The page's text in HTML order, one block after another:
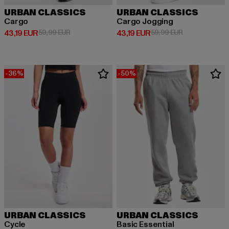
URBAN CLASSICS
Cargo
43,19 EUR
Derzeitiger Preis: 43,19 EUR
59,99 EURAktionspreis: 59,99 EUR
URBAN CLASSICS
Cargo Jogging
43,19 EUR
Derzeitiger Preis: 43,19 EUR
59,99 EURAktionspreis:
-36%
URBAN CLASSICS
Cycle
-50%
URBAN CLASSICS
Basic Essential